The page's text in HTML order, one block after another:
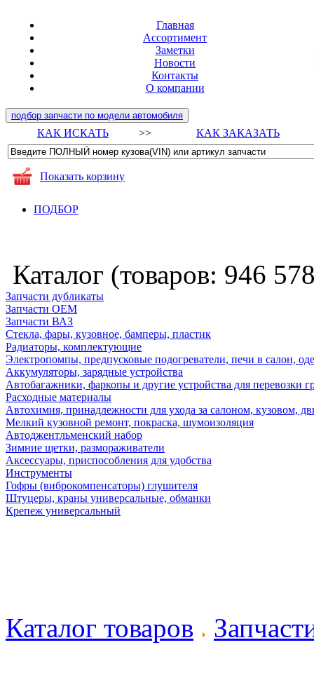
Главная
Ассортимент
Заметки
Новости
Контакты
О компании
подбор запчасти по модели автомобиля
КАК ИСКАТЬ >> КАК ЗАКАЗАТЬ
Показать корзину
ПОДБОР
Каталог (товаров: 946
Запчасти дубликаты
Запчасти ОЕМ
Запчасти ВАЗ
Стекла, фары, кузовное, бамперы, пластик
Радиаторы, комплектующие
Электропомпы, предпусковые подогреватели, печи в салон,
Аккумуляторы, зарядные устройства
Автобагажники, фаркопы и другие устройства для перевозки
Расходные материалы
Автохимия, принадлежности для ухода за салоном, кузовом,
Мелкий кузовной ремонт, покраска, шумоизоляция
Автоджентльменский набор
Зимние щетки, размораживатели
Аксессуары, приспособления для удобства
Инструменты
Гофры (виброкомпенсаторы) глушителя
Штуцеры, краны универсальные, обманки
Крепеж универсальный
Каталог товаров